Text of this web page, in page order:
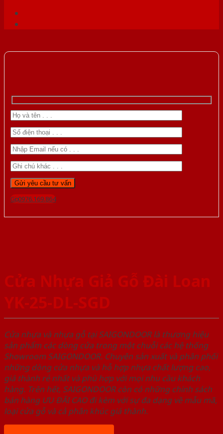
Gọi 0976.169.864
Cửa Nhựa Giả Gỗ Đài Loan
YK-25-DL-SGD
Cửa nhựa và nhựa gỗ tại SAIGONDOOR là thương hiệu
sản phẩm các dòng cửa trong một chuỗi các hệ thống
Showroom SAIGONDOOR. Chuyên sản xuất và phân phối
những dòng cửa nhựa và hỗ hợp nhựa chất lượng cao,
giá thành rẻ nhất và phù hợp với mọi nhu cầu khách
hàng. Trên hết, SAIGONDOOR còn có những chính sách
bán hàng ƯU ĐÃI CAO đi kèm với sự đa dạng về mẫu mã,
loại cửa gỗ và cả phân khúc giá thành.